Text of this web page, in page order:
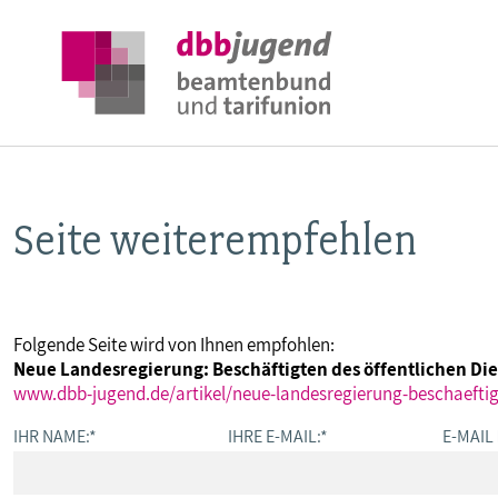
ÜBER DIE DBB JUGEND
AUSBILDUNGSINFORMATIONEN
Seite weiterempfehlen
Folgende Seite wird von Ihnen empfohlen:
Neue Landesregierung: Beschäftigten des öffentlichen
www.dbb-jugend.de/artikel/neue-landesregierung-
IHR NAME:* IHRE E-MAIL:* E-MAIL